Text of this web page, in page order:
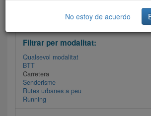
Filtrar les rutes
Filtrar per modalitat:
Qualsevol modalitat
BTT
Carretera
Senderisme
Rutes urbanes a peu
Running
No estoy de acuerdo